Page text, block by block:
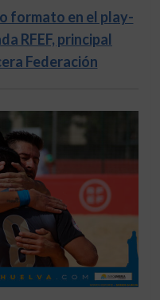
formato en el play-
RFEF, principal
Federación